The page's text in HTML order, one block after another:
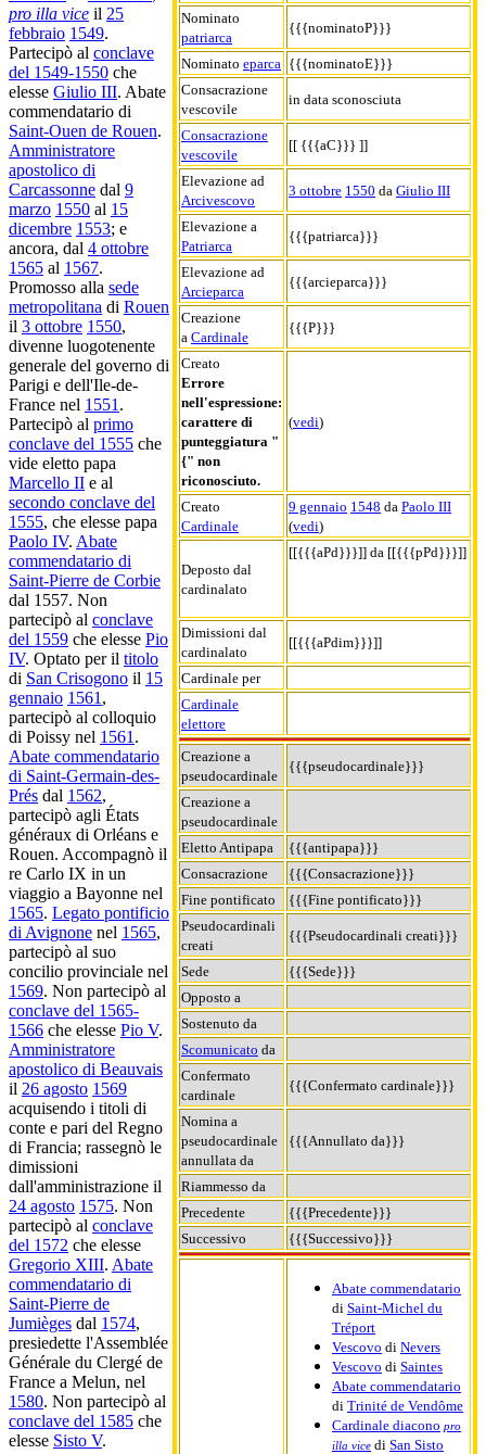
Nominato
patriarca
{{{nominatoP}}}
Nominato eparca {{{nominatoE}}}
Consacrazione
vescovile
in data sconosciuta
Consacrazione
vescovile
[[ {{{aC}}} ]]
Elevazione ad
Arcivescovo
3 ottobre 1550 da Giulio III
Elevazione a
Patriarca
{{{patriarca}}}
Elevazione ad
Arcieparca
{{{arcieparca}}}
Creazione
a Cardinale
{{{P}}}
Creato
Errore
nell'espressione:
carattere di
punteggiatura "
{" non
riconosciuto.
(vedi)
Creato
Cardinale
9 gennaio 1548 da Paolo III
(vedi)
Deposto dal
cardinalato
[[{{{aPd}}}]] da [[{{{pPd}}}]]
Dimissioni dal
cardinalato
[[{{{aPdim}}}]]
Cardinale per
Cardinale
elettore
Creazione a
pseudocardinale
{{{pseudocardinale}}}
Creazione a
pseudocardinale
Eletto Antipapa
{{{antipapa}}}
Consacrazione
{{{Consacrazione}}}
Fine pontificato
{{{Fine pontificato}}}
Pseudocardinali
creati
{{{Pseudocardinali creati}}}
Sede
{{{Sede}}}
Opposto a
Sostenuto da
Scomunicato da
Confermato
cardinale
{{{Confermato cardinale}}}
Nomina a
pseudocardinale
annullata da
{{{Annullato da}}}
Riammesso da
Precedente
{{{Precedente}}}
Successivo
{{{Successivo}}}
Abate commendatario
di Saint-Michel du
Tréport
Vescovo di Nevers
Vescovo di Saintes
Abate commendatario
di Trinité de Vendôme
Cardinale diacono pro
illa vice di San Sisto
pro illa vice il 25
febbraio 1549.
Partecipò al conclave
del 1549-1550 che
elesse Giulio III. Abate
commendatario di
Saint-Ouen de Rouen.
Amministratore
apostolico di
Carcassonne dal 9
marzo 1550 al 15
dicembre 1553; e
ancora, dal 4 ottobre
1565 al 1567.
Promosso alla sede
metropolitana di Rouen
il 3 ottobre 1550,
divenne luogotenente
generale del governo di
Parigi e dell'Ile-de-
France nel 1551 .
Partecipò al primo
conclave del 1555 che
vide eletto papa
Marcello II e al
secondo conclave del
1555, che elesse papa
Paolo IV. Abate
commendatario di
Saint-Pierre de Corbie
dal 1557. Non
partecipò al conclave
del 1559 che elesse Pio
IV. Optato per il titolo
di San Crisogono il 15
gennaio 1561 ,
partecipò al colloquio
di Poissy nel 1561 .
Abate commendatario
di Saint-Germain-des-
Prés dal 1562,
partecipò agli États
généraux di Orléans e
Rouen. Accompagnò il
re Carlo IX in un
viaggio a Bayonne nel
1565. Legato pontificio
di Avignone nel 1565,
partecipò al suo
concilio provinciale nel
1569. Non partecipò al
conclave del 1565-
1566 che elesse Pio V.
Amministratore
apostolico di Beauvais
il 26 agosto 1569
acquisendo i titoli di
conte e pari del Regno
di Francia; rassegnò le
dimissioni
dall'amministrazione il
24 agosto 1575. Non
partecipò al conclave
del 1572 che elesse
Gregorio XIII. Abate
commendatario di
Saint-Pierre de
Jumièges dal 1574,
presiedette l'Assemblée
Générale du Clergé de
France a Melun, nel
1580. Non partecipò al
conclave del 1585 che
elesse Sisto V.